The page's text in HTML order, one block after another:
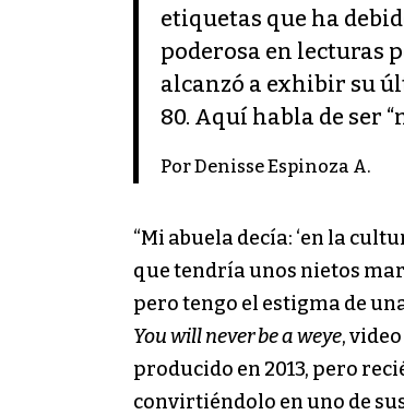
etiquetas que ha
poderosa en lecturas
alcanzó a exhibir su
80. Aquí habla de ser
Por Denisse Espinoza A.
“Mi abuela decía: ‘en la
que tendría unos nietos
pero tengo el estigma de
You will never be a weye,
producido en 2013, pero
convirtiéndolo en uno de